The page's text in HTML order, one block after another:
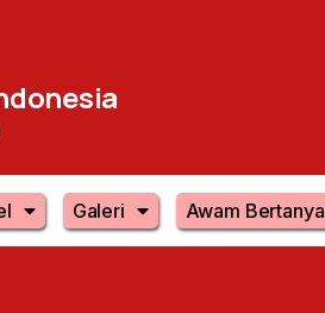
Galeri Awam Bertanya